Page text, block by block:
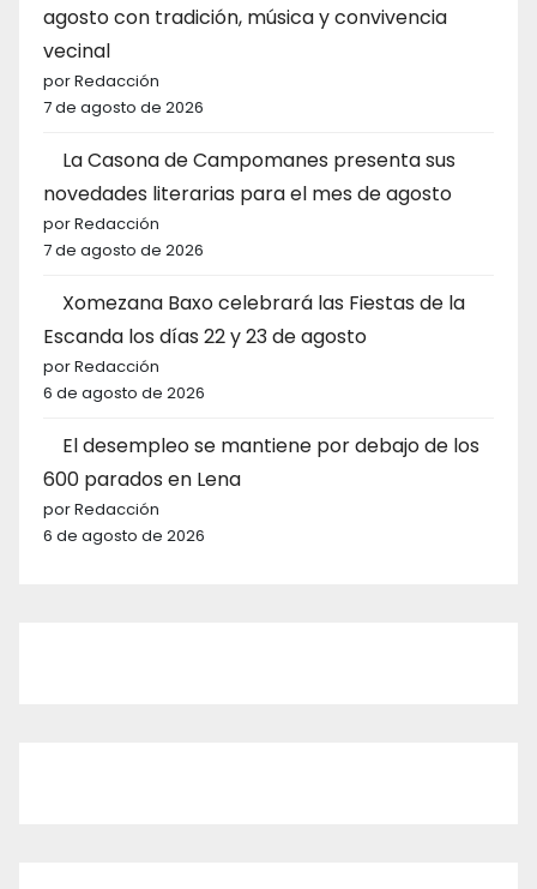
agosto con tradición, música y convivencia
vecinal
por Redacción
7 de agosto de 2026
La Casona de Campomanes presenta sus
novedades literarias para el mes de agosto
por Redacción
7 de agosto de 2026
Xomezana Baxo celebrará las Fiestas de la
Escanda los días 22 y 23 de agosto
por Redacción
6 de agosto de 2026
El desempleo se mantiene por debajo de los
600 parados en Lena
por Redacción
6 de agosto de 2026